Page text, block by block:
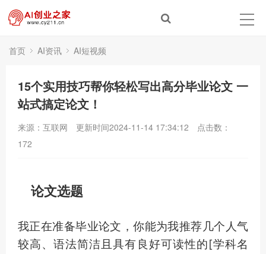
首页 AI资讯 AI短视频
15个实用技巧帮你轻松写出高分毕业论文 一
站式搞定论文！
来源：互联网 更新时间2024-11-14 17:34:12
点击数：
172
论文选题
我正在准备毕业论文，你能为我推荐几个人气
较高、语法简洁且具有良好可读性的[学科名